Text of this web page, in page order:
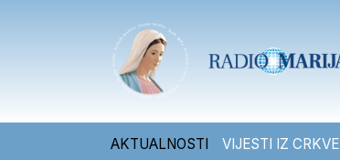
AKTUALNOSTI VIJESTI IZ CRKVE